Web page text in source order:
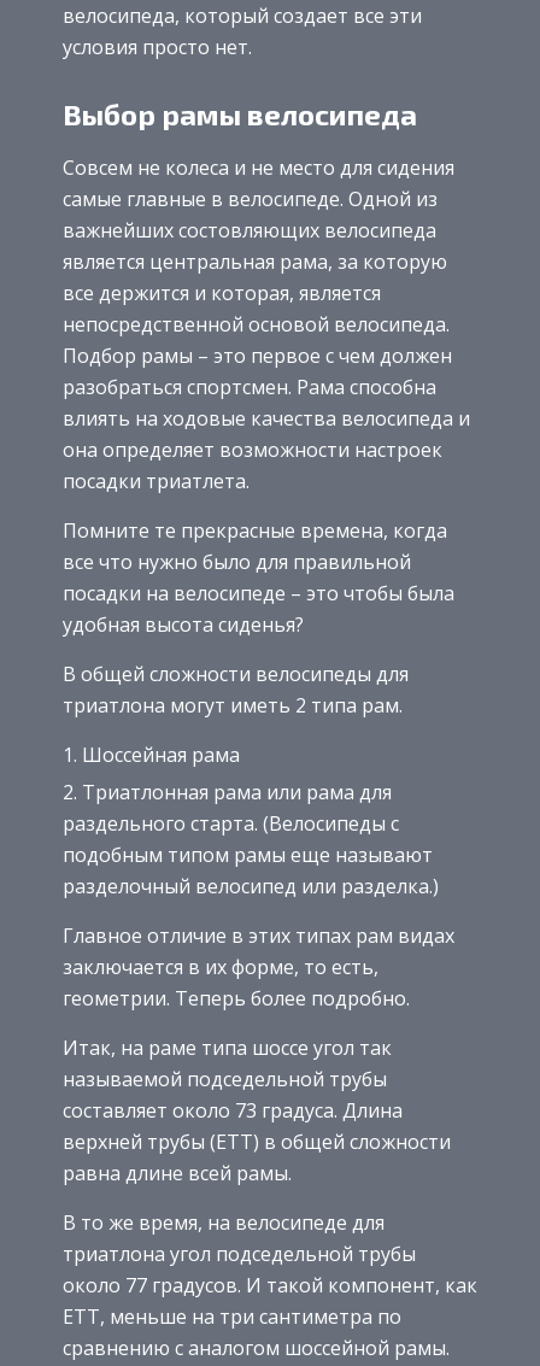
велосипеда, который создает все эти
условия просто нет.
Выбор рамы велосипеда
Совсем не колеса и не место для сидения
самые главные в велосипеде. Одной из
важнейших состовляющих велосипеда
является центральная рама, за которую
все держится и которая, является
непосредственной основой велосипеда.
Подбор рамы – это первое с чем должен
разобраться спортсмен. Рама способна
влиять на ходовые качества велосипеда и
она определяет возможности настроек
посадки триатлета.
Помните те прекрасные времена, когда
все что нужно было для правильной
посадки на велосипеде – это чтобы была
удобная высота сиденья?
В общей сложности велосипеды для
триатлона могут иметь 2 типа рам.
Шоссейная рама
Триатлонная рама или рама для
раздельного старта. (Велосипеды с
подобным типом рамы еще называют
разделочный велосипед или разделка.)
Главное отличие в этих типах рам видах
заключается в их форме, то есть,
геометрии. Теперь более подробно.
Итак, на раме типа шоссе угол так
называемой подседельной трубы
составляет около 73 градуса. Длина
верхней трубы (ЕТТ) в общей сложности
равна длине всей рамы.
В то же время, на велосипеде для
триатлона угол подседельной трубы
около 77 градусов. И такой компонент, как
ЕТТ, меньше на три сантиметра по
сравнению с аналогом шоссейной рамы.